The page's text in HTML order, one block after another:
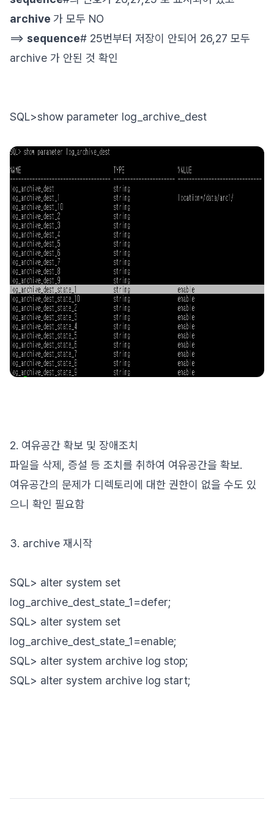
archive 가 모두 NO
==> sequence# 25번부터 저장이 안되어 26,27 모두
archive 가 안된 것 확인
SQL>show parameter log_archive_dest
2. 여유공간 확보 및 장애조치
파일을 삭제, 증설 등 조치를 취하여 여유공간을 확보.
여유공간의 문제가 디렉토리에 대한 권한이 없을 수도 있
으니 확인 필요함
3. archive 재시작
SQL> alter system set
log_archive_dest_state_1=defer;
SQL> alter system set
log_archive_dest_state_1=enable;
SQL> alter system archive log stop;
SQL> alter system archive log start;